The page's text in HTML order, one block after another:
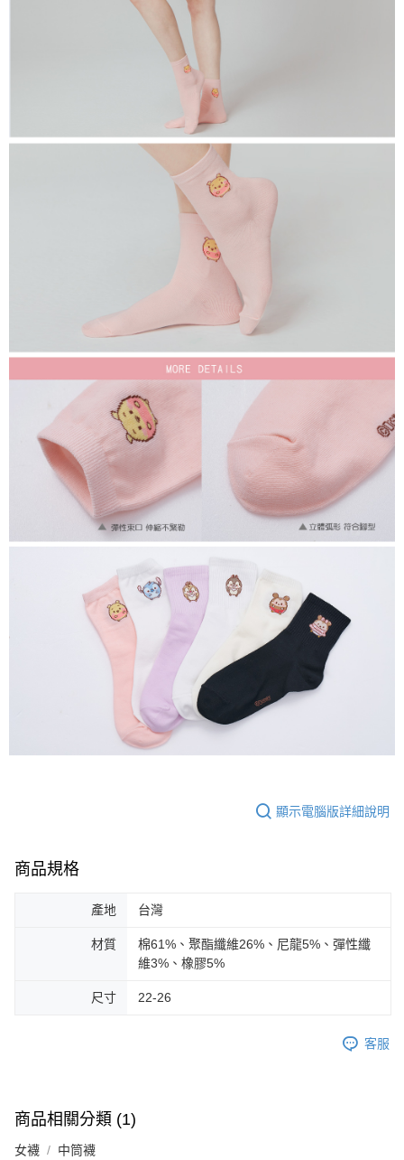
顯示電腦版詳細說明
商品規格
產地 台灣
材質
棉61%、聚酯纖維26%、尼龍5%、彈性纖
維3%、橡膠5%
尺寸 22-26
客服
商品相關分類 (1)
女襪 中筒襪